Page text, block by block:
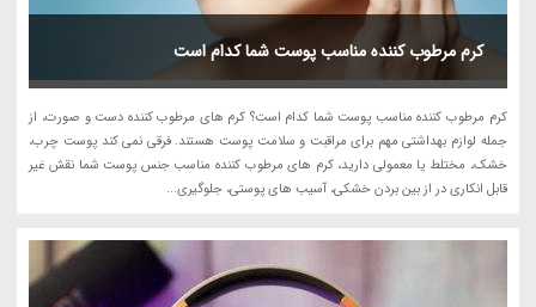
کرم مرطوب کننده مناسب پوست شما کدام است
کرم مرطوب کننده مناسب پوست شما کدام است؟ کرم های مرطوب کننده دست و صورت، از
جمله لوازم بهداشتی مهم برای مراقبت و سلامت پوست هستند. فرقی نمی کند پوست چرب،
خشک، مختلط یا معمولی دارید، کرم های مرطوب کننده مناسب جنس پوست شما نقش غیر
قابل انکاری در از بین بردن خشکی، آسیب های پوستی، جلوگیری...